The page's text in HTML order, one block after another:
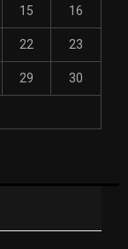
15 16
22 23
29 30